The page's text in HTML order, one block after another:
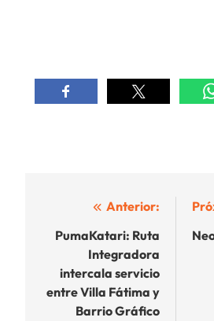
Navegación
de
entradas
Anterior:
PumaKatari: Ruta
Integradora
intercala servicio
entre Villa Fátima y
Barrio Gráfico